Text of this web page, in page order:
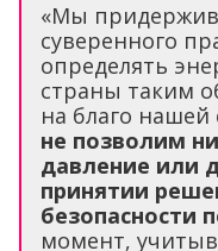
«Мы
суверенного
определять
страны таким
на благо
не позволим
давление или
принятии
безопасности
момент,